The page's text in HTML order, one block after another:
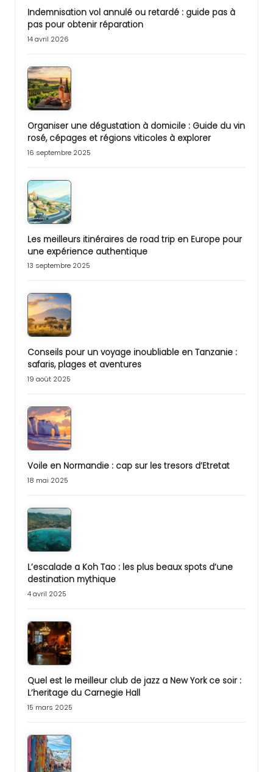
Indemnisation vol annulé ou retardé : guide pas à
pas pour obtenir réparation
14 avril 2026
Organiser une dégustation à domicile : Guide du vin
rosé, cépages et régions viticoles à explorer
16 septembre 2025
Les meilleurs itinéraires de road trip en Europe pour
une expérience authentique
13 septembre 2025
Conseils pour un voyage inoubliable en Tanzanie :
safaris, plages et aventures
19 août 2025
Voile en Normandie : cap sur les tresors d’Etretat
18 mai 2025
L’escalade a Koh Tao : les plus beaux spots d’une
destination mythique
4 avril 2025
Quel est le meilleur club de jazz a New York ce soir :
L’heritage du Carnegie Hall
15 mars 2025